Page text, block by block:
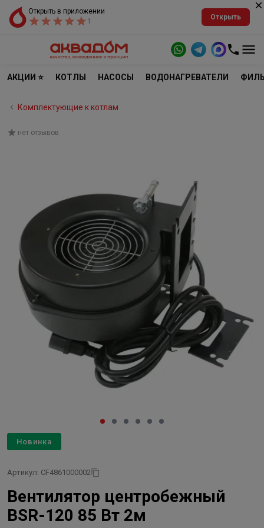
Открыть в приложении
1
Открыть
АКЦИИ ⭐ КОТЛЫ НАСОСЫ ВОДОНАГРЕВАТЕЛИ
Комплектующие к котлам
нет отзывов
Новинка
Артикул: CF4861000002
Вентилятор центробежный
BSR-120 85 Вт 2м